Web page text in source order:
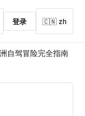
登录 🇨🇳 zh
自驾冒险完全指南